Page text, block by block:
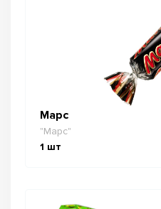
Марс
"Марс"
1 шт